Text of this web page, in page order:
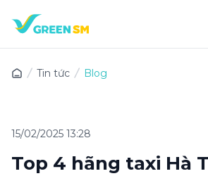
Tin tức Blog
15/02/2025 13:28
Top 4 hãng taxi Hà